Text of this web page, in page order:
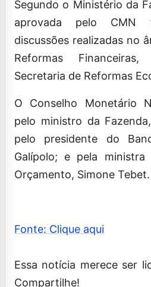
Segundo o Ministério da
aprovada pelo CMN
discussões realizadas no
Reformas
Secretaria de Reformas
O Conselho Monetário
pelo ministro da
pelo presidente do
Galípolo; e pela ministra
Orçamento, Simone Tebet.
Fonte: Clique aqui
Essa notícia merece ser
Compartilhe!